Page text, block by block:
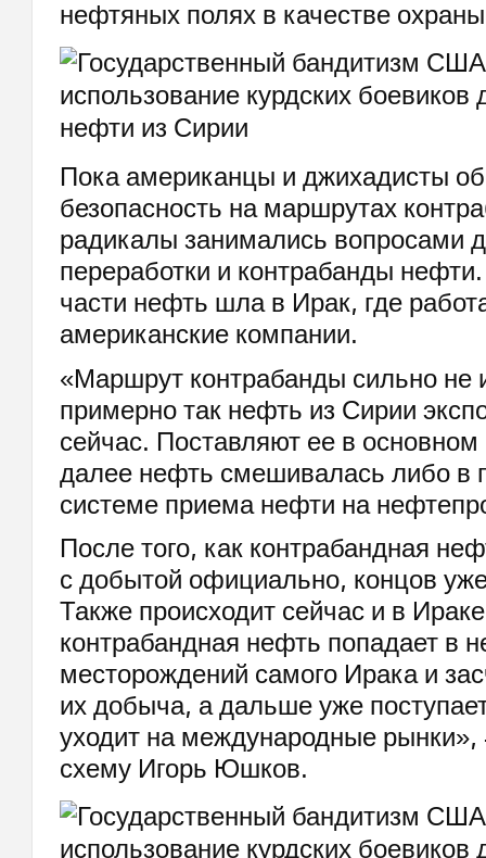
нефтяных полях в качестве
Пока американцы и джихадисты
безопасность на маршрутах
радикалы занимались вопросами
переработки и контрабанды
части нефть шла в Ирак, где
американские компании.
«Маршрут контрабанды сильно не
примерно так нефть из Сирии
сейчас. Поставляют ее в основном
далее нефть смешивалась либо в
системе приема нефти на
После того, как контрабандная
с добытой официально, концов
Также происходит сейчас и в
контрабандная нефть попадает в
месторождений самого Ирака и
их добыча, а дальше уже
уходит на международные
схему Игорь Юшков.